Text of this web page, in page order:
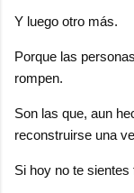
Y luego otro más.
Porque las
rompen.
Son las que, aun
reconstruirse una
Si hoy no te